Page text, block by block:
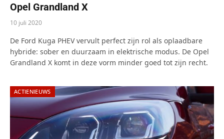
Opel Grandland X
10 juli 2020
De Ford Kuga PHEV vervult perfect zijn rol als oplaadbare
hybride: sober en duurzaam in elektrische modus. De Opel
Grandland X komt in deze vorm minder goed tot zijn recht.
ACTIENIEUWS